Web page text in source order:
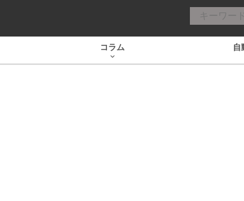
コラム 自